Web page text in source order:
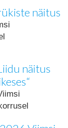
näitus
näitus